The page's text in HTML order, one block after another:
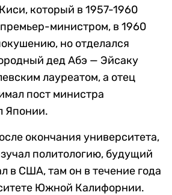
который в 1957-1960
министром, в 1960
но отделался
дед Абэ — Эйсаку
лауреатом, а отец
пост министра
Японии.
окончания университета,
политологию, будущий
в США, там он в течение года
Южной Калифорнии.